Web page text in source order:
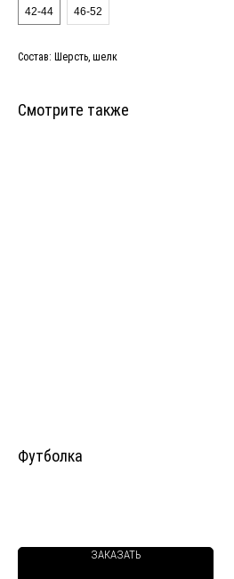
42-44
46-52
Состав: Шерсть, шелк
Смотрите также
Футболка
ЗАКАЗАТЬ